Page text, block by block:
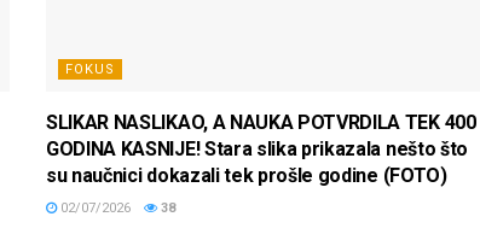
FOKUS
SLIKAR NASLIKAO, A NAUKA POTVRDILA TEK 400
GODINA KASNIJE! Stara slika prikazala nešto što
su naučnici dokazali tek prošle godine (FOTO)
02/07/2026 38